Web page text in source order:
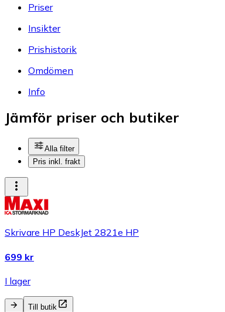
Priser
Insikter
Prishistorik
Omdömen
Info
Jämför priser och butiker
Alla filter
Pris inkl. frakt
Skrivare HP DeskJet 2821e HP
699 kr
I lager
Till butik